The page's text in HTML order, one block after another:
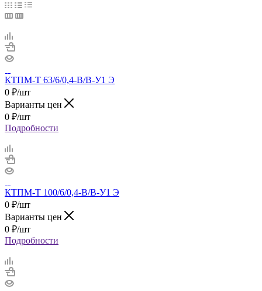
КТПМ-Т 63/6/0,4-В/В-У1 Э
0 ₽/шт
Варианты цен
0 ₽/шт
Подробности
КТПМ-Т 100/6/0,4-В/В-У1 Э
0 ₽/шт
Варианты цен
0 ₽/шт
Подробности